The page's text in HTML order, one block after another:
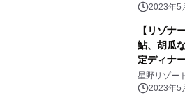
日〜9月
2023年5
【リゾナ
鮎、胡瓜
定ディナ
ニング「
NASU(ナ
星野リゾート
2023年5